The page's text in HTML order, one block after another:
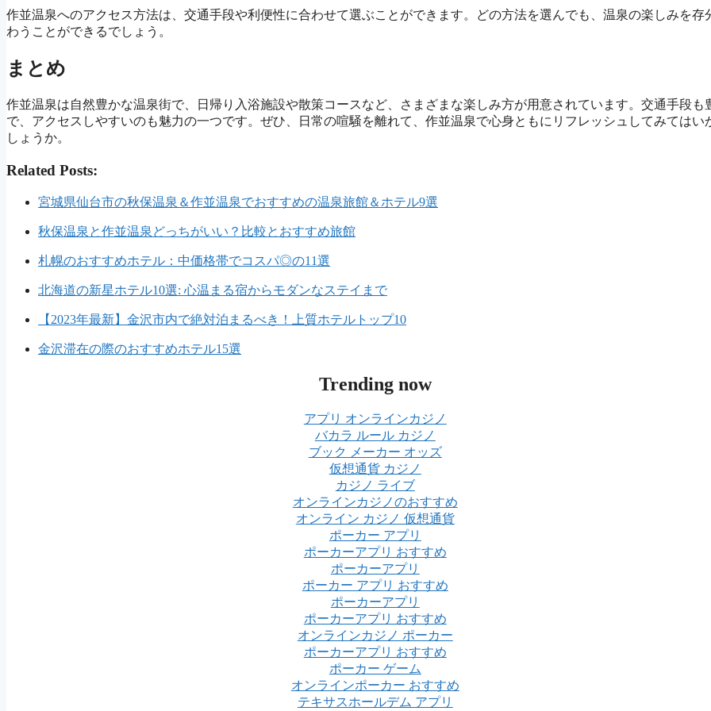
作並温泉へのアクセス方法は、交通手段や利便性に合わせて選ぶことができます。どの方法を選んでも、温泉の楽しみを存
わうことができるでしょう。
まとめ
作並温泉は自然豊かな温泉街で、日帰り入浴施設や散策コースなど、さまざまな楽しみ方が用意されています。交通手段も
で、アクセスしやすいのも魅力の一つです。ぜひ、日常の喧騒を離れて、作並温泉で心身ともにリフレッシュしてみてはい
しょうか。
Related Posts:
宮城県仙台市の秋保温泉＆作並温泉でおすすめの温泉旅館＆ホテル9選
秋保温泉と作並温泉どっちがいい？比較とおすすめ旅館
札幌のおすすめホテル：中価格帯でコスパ◎の11選
北海道の新星ホテル10選: 心温まる宿からモダンなステイまで
【2023年最新】金沢市内で絶対泊まるべき！上質ホテルトップ10
金沢滞在の際のおすすめホテル15選
Trending now
アプリ オンラインカジノ
バカラ ルール カジノ
ブック メーカー オッズ
仮想通貨 カジノ
カジノ ライブ
オンラインカジノのおすすめ
オンライン カジノ 仮想通貨
ポーカー アプリ
ポーカーアプリ おすすめ
ポーカーアプリ
ポーカー アプリ おすすめ
ポーカーアプリ
ポーカーアプリ おすすめ
オンラインカジノ ポーカー
ポーカーアプリ おすすめ
ポーカー ゲーム
オンラインポーカー おすすめ
テキサスホールデム アプリ